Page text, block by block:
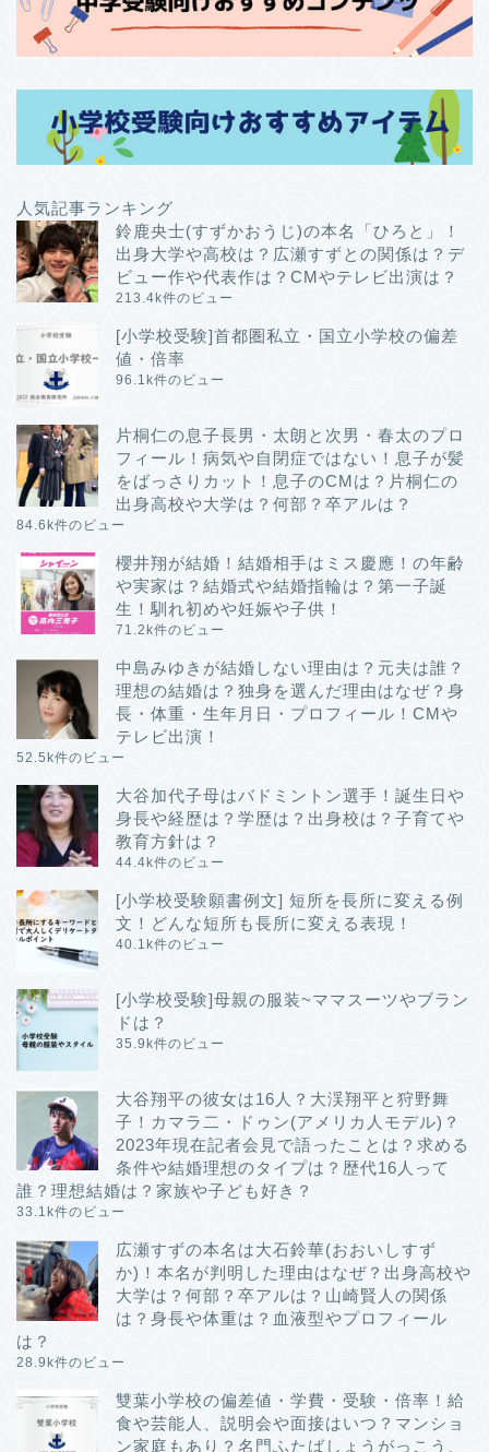
人気記事ランキング
鈴鹿央士(すずかおうじ)の本名「ひろと」！
出身大学や高校は？広瀬すずとの関係は？デ
ビュー作や代表作は？CMやテレビ出演は？
213.4k件のビュー
[小学校受験]首都圏私立・国立小学校の偏差
値・倍率
96.1k件のビュー
片桐仁の息子長男・太朗と次男・春太のプロ
フィール！病気や自閉症ではない！息子が髪
をばっさりカット！息子のCMは？片桐仁の
出身高校や大学は？何部？卒アルは？
84.6k件のビュー
櫻井翔が結婚！結婚相手はミス慶應！の年齢
や実家は？結婚式や結婚指輪は？第一子誕
生！馴れ初めや妊娠や子供！
71.2k件のビュー
中島みゆきが結婚しない理由は？元夫は誰？
理想の結婚は？独身を選んだ理由はなぜ？身
長・体重・生年月日・プロフィール！CMや
テレビ出演！
52.5k件のビュー
大谷加代子母はバドミントン選手！誕生日や
身長や経歴は？学歴は？出身校は？子育てや
教育方針は？
44.4k件のビュー
[小学校受験願書例文] 短所を長所に変える例
文！どんな短所も長所に変える表現！
40.1k件のビュー
[小学校受験]母親の服装~ママスーツやブラン
ドは？
35.9k件のビュー
大谷翔平の彼女は16人？大渓翔平と狩野舞
子！カマラ二・ドゥン(アメリカ人モデル)？
2023年現在記者会見で語ったことは？求める
条件や結婚理想のタイプは？歴代16人って
誰？理想結婚は？家族や子ども好き？
33.1k件のビュー
広瀬すずの本名は大石鈴華(おおいしすず
か)！本名が判明した理由はなぜ？出身高校や
大学は？何部？卒アルは？山崎賢人の関係
は？身長や体重は？血液型やプロフィール
は？
28.9k件のビュー
雙葉小学校の偏差値・学費・受験・倍率！給
食や芸能人、説明会や面接はいつ？マンショ
ン家庭もあり？名門ふたばしょうがっこう、